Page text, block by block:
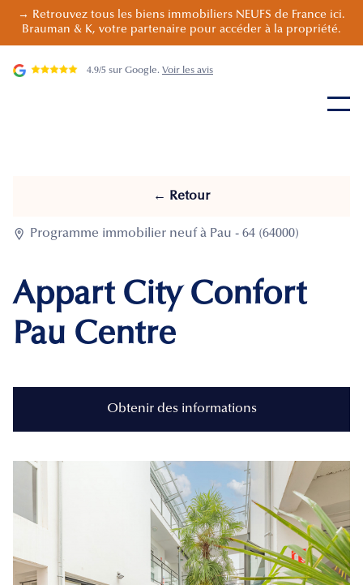
→ Retrouvez tous les biens immobiliers NEUFS de France ici.
Brauman & K, votre partenaire pour accéder à la propriété.
4.9/5 sur Google. Voir les avis
← Retour
 Programme immobilier neuf à Pau - 64 (64000)
Appart City Confort
Pau Centre
Obtenir des informations